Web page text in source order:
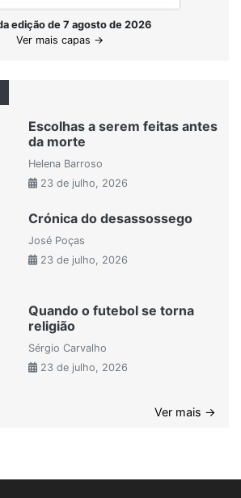
edição de 7 agosto de 2026
Ver mais capas →
Escolhas a serem feitas antes
da morte
Helena Barroso
23 de julho, 2026
Crónica do desassossego
José Poças
23 de julho, 2026
Quando o futebol se torna
religião
Sérgio Carvalho
23 de julho, 2026
Ver mais →